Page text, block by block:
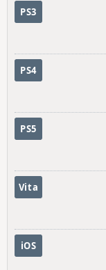
PS3
PS4
PS5
Vita
iOS